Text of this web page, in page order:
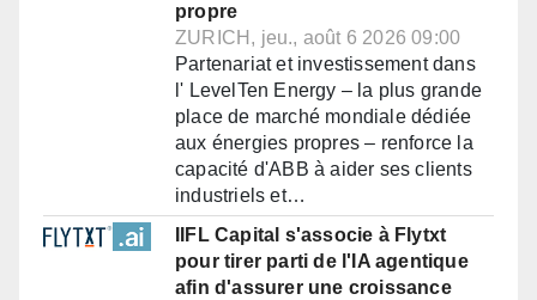
propre
ZURICH, jeu., août 6 2026 09:00
Partenariat et investissement dans
l' LevelTen Energy – la plus grande
place de marché mondiale dédiée
aux énergies propres – renforce la
capacité d'ABB à aider ses clients
industriels et…
IIFL Capital s'associe à Flytxt
pour tirer parti de l'IA agentique
afin d'assurer une croissance